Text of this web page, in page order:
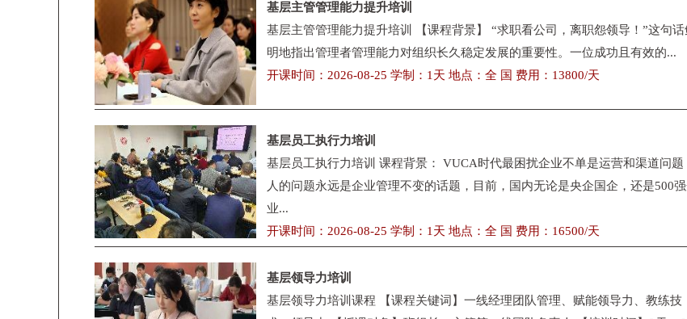
基层主管管理能力提升培训
基层主管管理能力提升培训 【课程背景】 “求职看公司，离职怨领导！”这句话
明地指出管理者管理能力对组织长久稳定发展的重要性。一位成功且有效的...
开课时间：2026-08-25 学制：1天 地点：全 国 费用：13800/天
基层员工执行力培训
基层员工执行力培训 课程背景： VUCA时代最困扰企业不单是运营和渠道问题
人的问题永远是企业管理不变的话题，目前，国内无论是央企国企，还是500
业...
开课时间：2026-08-25 学制：1天 地点：全 国 费用：16500/天
基层领导力培训
基层领导力培训课程 【课程关键词】一线经理团队管理、赋能领导力、教练技